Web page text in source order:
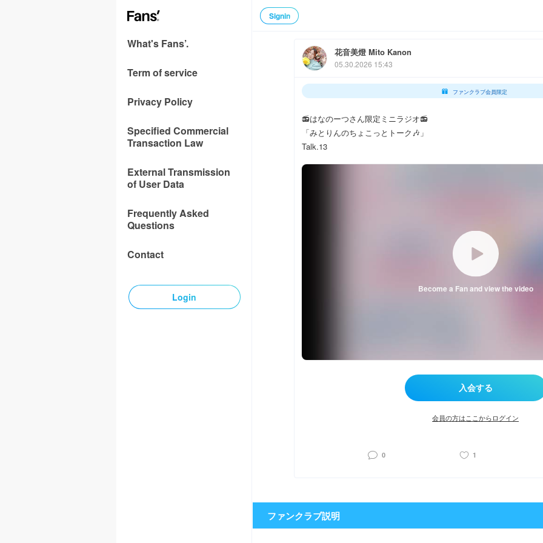
What's Fans’.
Term of service
Privacy Policy
Specified Commercial
Transaction Law
External Transmission
of User Data
Frequently Asked
Questions
Contact
Login
Signin
花音美燈 Mito Kanon
05.30.2026 15:43
ファンクラブ会員限定
📻はなのーつさん限定ミニラジオ📻
「みとりんのちょこっとトーク🎶」
Talk.13
Become a Fan and view the video
会員の方はここからログイン
0 1
ファンクラブ説明